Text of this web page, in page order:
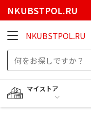
NKUBSTPOL.RU
NKUBSTPOL.RU
マイストア